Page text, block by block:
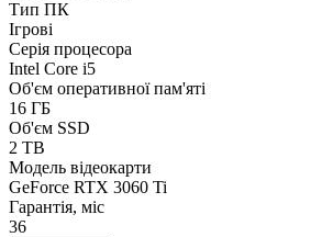
Тип ПК
Ігрові
Серія процесора
Intel Core i5
Об'єм оперативної пам'яті
16 ГБ
Об'єм SSD
2 TB
Модель відеокарти
GeForce RTX 3060 Ti
Гарантія, міс
36